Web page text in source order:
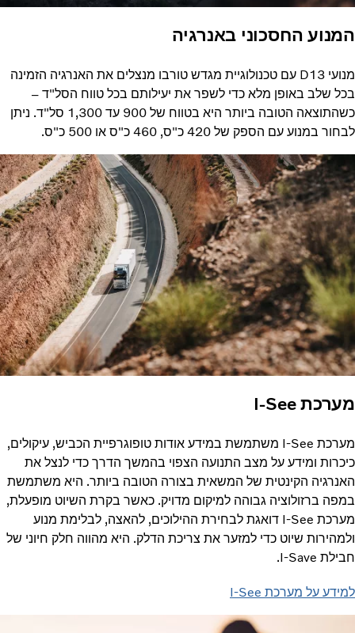
המנוע החסכוני באנרגיה
מנועי D13 עם טכנולוגיית מגדש טורבו מנצלים את האנרגיה הזמינה
בכל שלב באופן מלא כדי לשפר את יעילותם בכל טווח הסל"ד –
כשהתוצאה הטובה ביותר היא בטווח של 900 עד 1,300 סל"ד.‬‏‫ ניתן
לבחור במנוע עם הספק של 420 כ"ס, 460 כ"ס או 500 כ"ס.
מערכת I-See
מערכת I-See משתמשת במידע אודות טופוגרפיית הכביש, עיקולים,
כיכרות ומידע על מצב התנועה הצפוי בהמשך הדרך כדי לנצל את
האנרגיה הקינטית של המשאית בצורה הטובה ביותר. היא משתמשת
במפה ברזולוציה גבוהה למיקום מדויק. כאשר בקרת השיוט מופעלת,
מערכת I-See דואגת לבחירת ההילוכים, להאצה, לבלימת מנוע
ולמהירות שיוט כדי למזער את צריכת הדלק. היא מהווה חלק חיוני של
חבילת I-Save.
למידע על מערכת I-See